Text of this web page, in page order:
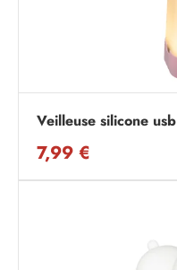
Veilleuse silicone usb
7,99 €